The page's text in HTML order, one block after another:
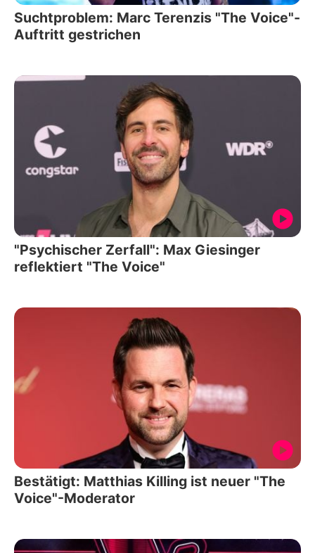
Suchtproblem: Marc Terenzis "The Voice"-
Auftritt gestrichen
"Psychischer Zerfall": Max Giesinger
reflektiert "The Voice"
Bestätigt: Matthias Killing ist neuer "The
Voice"-Moderator